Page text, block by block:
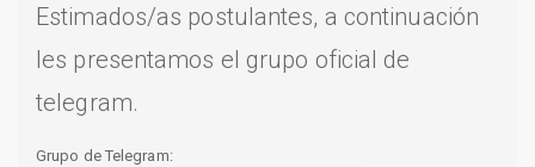
Estimados/as postulantes, a continuación
les presentamos el grupo oficial de
telegram.
Grupo de Telegram: